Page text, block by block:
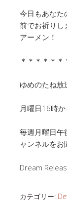
今日もあなた
前でお祈りし
アーメン！
＊＊＊＊＊
ゆめのたね
月曜日16時
毎週月曜日午
ャンネルをお
Dream
カテゴリー: